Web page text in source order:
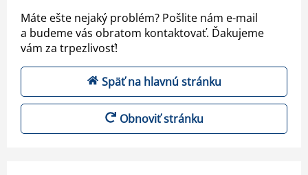
Máte ešte nejaký problém? Pošlite nám e-mail
a budeme vás obratom kontaktovať. Ďakujeme
vám za trpezlivosť!
Späť na hlavnú stránku
Obnoviť stránku